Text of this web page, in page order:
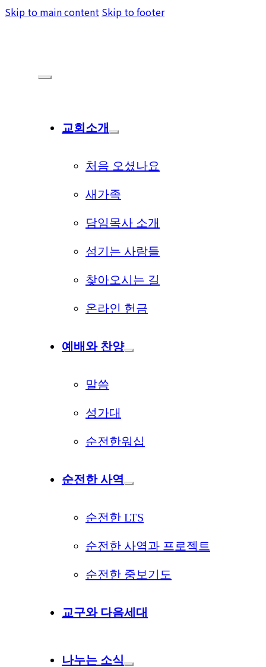
Skip to main content Skip to footer
교회소개
처음 오셨나요
새가족
담임목사 소개
섬기는 사람들
찾아오시는 길
온라인 헌금
예배와 찬양
말씀
성가대
순전한워십
순전한 사역
순전한 LTS
순전한 사역과 프로젝트
순전한 중보기도
교구와 다음세대
나누는 소식